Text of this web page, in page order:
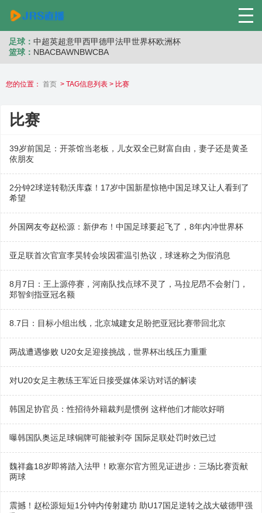
足球： 中超英超意甲西甲德甲法甲世界杯欧洲杯
篮球： NBACBAWNBWCBA
您的位置： 首页 > TAG信息列表 > 比赛
比赛
39岁前国足：开茶馆当老板，儿女双全已财富自由，妻子还是黄圣
依朋友
2分钟2球逆转勒沃库森！17岁中国新星惊艳中国足球又让人看到了
希望
外国网友夸赵松源：新伊布！中国足球要起飞了，8年内冲世界杯
亚足联首次官宣李昊转会埃因霍温引热议，球迷称之为假消息
8月7日：王上源停赛，河南队找点球不灵了，马拉尼昂不会射门，
郑智剑指亚冠名额
8.7日：目标小组出线，北京城建女足盼把亚冠比赛带回北京
两战遭遇惨败 U20女足迎接挑战，世界杯出线压力重重
对U20女足主教练王军近日接受媒体采访对话的解读
韩国足协官员：性招待外籍裁判是惯例 这样他们才能吹好哨
曝韩国队奥运足球铜牌可能被剥夺 国际足联处罚时效已过
魏祥鑫18岁即将踏入法甲！欧塞尔官方照见证进步：三场比赛贡献
两球
震撼！赵松源短短1分钟内传射建功 助U17国足逆转之战大破德甲强